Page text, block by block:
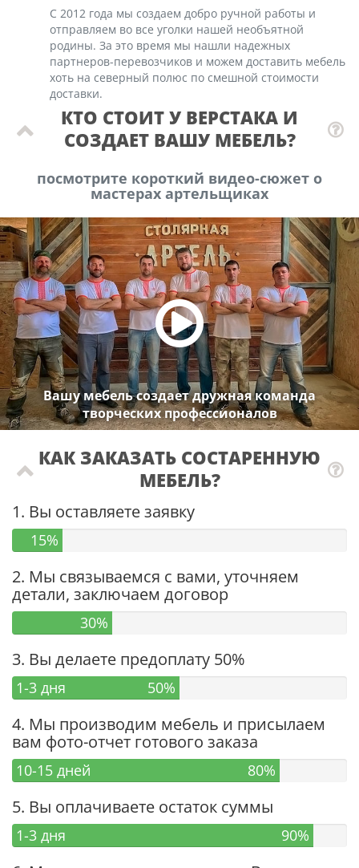
С 2012 года мы создаем добро ручной работы и
отправляем во все уголки нашей необъятной
родины. За это время мы нашли надежных
партнеров-перевозчиков и можем доставить мебель
хоть на северный полюс по смешной стоимости
доставки.
КТО СТОИТ У ВЕРСТАКА И
СОЗДАЕТ ВАШУ МЕБЕЛЬ?
посмотрите короткий видео-сюжет о
мастерах артельщиках
Вашу мебель создает дружная команда
творческих профессионалов
КАК ЗАКАЗАТЬ СОСТАРЕННУЮ
МЕБЕЛЬ?
1. Вы оставляете заявку
15%
2. Мы связываемся с вами, уточняем
детали, заключаем договор
30%
3. Вы делаете предоплату 50%
1-3 дня 50%
4. Мы производим мебель и присылаем
вам фото-отчет готового заказа
10-15 дней 80%
5. Вы оплачиваете остаток суммы
1-3 дня 90%